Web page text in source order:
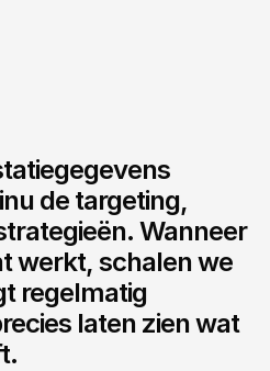
de targeting,
Wanneer
werkt, schalen we
regelmatig
laten zien wat